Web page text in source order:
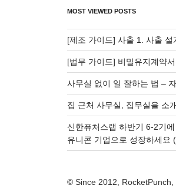
MOST VIEWED POSTS
[제조 가이드] 사출 1. 사출
[법무 가이드] 비밀유지계약
사무실 없이 일 잘하는 법 –
집 근처 사무실, 집무실을 소
신한퓨처스랩 하반기 6-2기
유니콘 기업으로 성장하세요
© Since 2012,